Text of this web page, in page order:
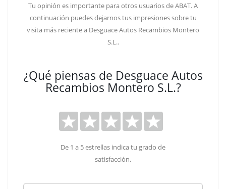
Tu opinión es importante para otros usuarios de ABAT. A
continuación puedes dejarnos tus impresiones sobre tu
visita más reciente a Desguace Autos Recambios Montero
S.L..
¿Qué piensas de Desguace Autos
Recambios Montero S.L.?
De 1 a 5 estrellas indica tu grado de
satisfacción.